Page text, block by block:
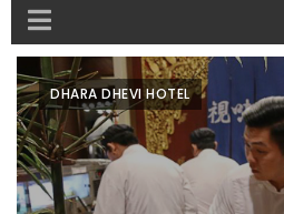
ติดต่อ
น้า
อ้วน
WONGNAI.COM
ศิริ
ปัน
นาฯ
เชียงใหม่
#มา
DHARA DHEVI HOTEL